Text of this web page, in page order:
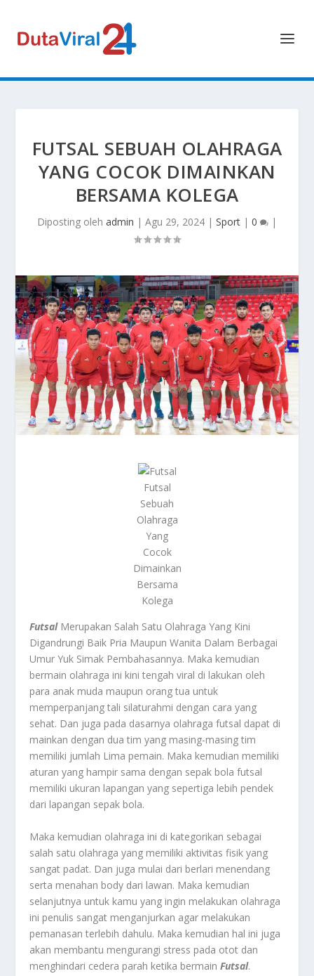
FUTSAL SEBUAH OLAHRAGA
YANG COCOK DIMAINKAN
BERSAMA KOLEGA
Diposting oleh admin | Agu 29, 2024 | Sport | 0 |
Futsal
Sebuah
Olahraga
Yang
Cocok
Dimainkan
Bersama
Kolega
FutsalMerupakan Salah Satu Olahraga Yang Kini
Digandrungi Baik Pria Maupun Wanita Dalam Berbagai
Umur Yuk Simak Pembahasannya. Maka kemudian
bermain olahraga ini kini tengah viral di lakukan oleh
para anak muda maupun orang tua untuk
memperpanjang tali silaturahmi dengan cara yang
sehat. Dan juga pada dasarnya olahraga futsal dapat di
mainkan dengan dua tim yang masing-masing tim
memiliki jumlah Lima pemain. Maka kemudian memiliki
aturan yang hampir sama dengan sepak bola futsal
memiliki ukuran lapangan yang sepertiga lebih pendek
dari lapangan sepak bola.
Maka kemudian olahraga ini di kategorikan sebagai
salah satu olahraga yang memiliki aktivitas fisik yang
sangat padat. Dan juga mulai dari berlari menendang
serta menahan body dari lawan. Maka kemudian
selanjutnya untuk kamu yang ingin melakukan olahraga
ini penulis sangat menganjurkan agar melakukan
pemanasan terlebih dahulu. Maka kemudian hal ini juga
akan membantu mengurangi stress pada otot dan
menghindari cedera parah ketika bermain Futsal.